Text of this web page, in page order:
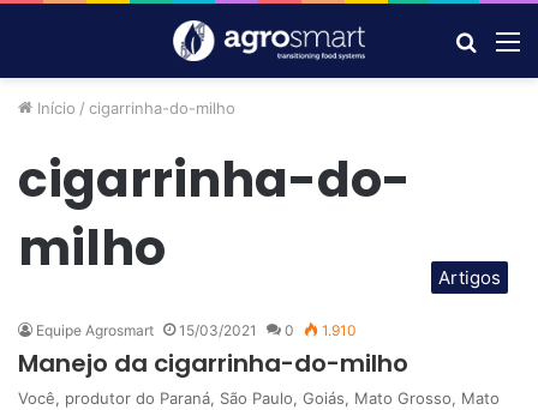
por
Início / cigarrinha-do-milho
cigarrinha-do-
milho
Artigos
Equipe Agrosmart 15/03/2021 0 1.910
Manejo da cigarrinha-do-milho
Você, produtor do Paraná, São Paulo, Goiás, Mato Grosso, Mato